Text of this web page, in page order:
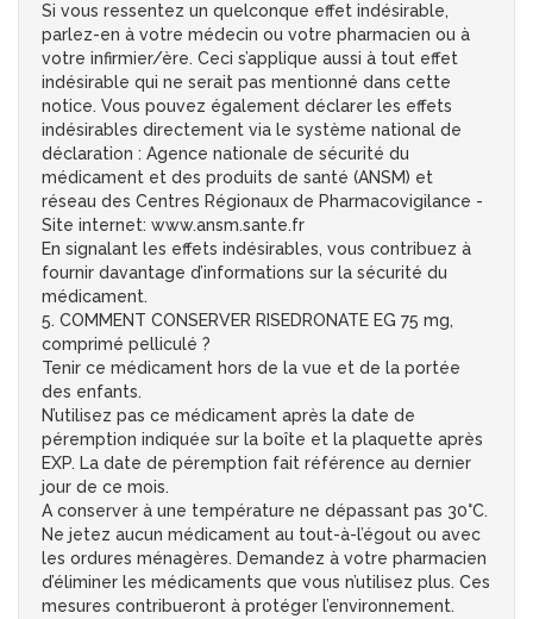
Si vous ressentez un quelconque effet indésirable,
parlez-en à votre médecin ou votre pharmacien ou à
votre infirmier/ère. Ceci s’applique aussi à tout effet
indésirable qui ne serait pas mentionné dans cette
notice. Vous pouvez également déclarer les effets
indésirables directement via le système national de
déclaration : Agence nationale de sécurité du
médicament et des produits de santé (ANSM) et
réseau des Centres Régionaux de Pharmacovigilance -
Site internet: www.ansm.sante.fr
En signalant les effets indésirables, vous contribuez à
fournir davantage d’informations sur la sécurité du
médicament.
5. COMMENT CONSERVER RISEDRONATE EG 75 mg,
comprimé pelliculé ?
Tenir ce médicament hors de la vue et de la portée
des enfants.
N’utilisez pas ce médicament après la date de
péremption indiquée sur la boîte et la plaquette après
EXP. La date de péremption fait référence au dernier
jour de ce mois.
A conserver à une température ne dépassant pas 30°C.
Ne jetez aucun médicament au tout-à-l’égout ou avec
les ordures ménagères. Demandez à votre pharmacien
d’éliminer les médicaments que vous n’utilisez plus. Ces
mesures contribueront à protéger l’environnement.